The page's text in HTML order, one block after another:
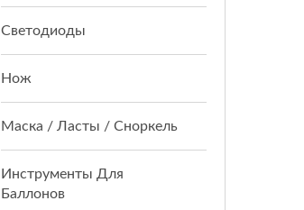
Светодиоды
Нож
Маска / Ласты / Сноркель
Инструменты Для
Баллонов